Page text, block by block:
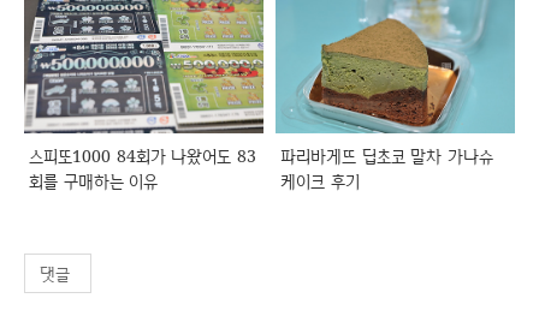
스피또1000 84회가 나왔어도 83
회를 구매하는 이유
파리바게뜨 딥초코 말차 가나슈
케이크 후기
댓글